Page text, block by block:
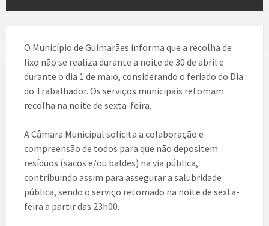
O Município de Guimarães informa que a recolha de
lixo não se realiza durante a noite de 30 de abril e
durante o dia 1 de maio, considerando o feriado do Dia
do Trabalhador. Os serviços municipais retomam
recolha na noite de sexta-feira.
A Câmara Municipal solicita a colaboração e
compreensão de todos para que não depositem
resíduos (sacos e/ou baldes) na via pública,
contribuindo assim para assegurar a salubridade
pública, sendo o serviço retomado na noite de sexta-
feira a partir das 23h00.